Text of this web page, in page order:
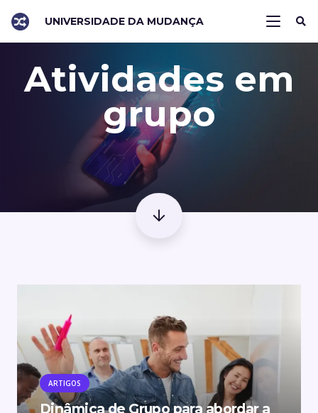
UNIVERSIDADE DA MUDANÇA
Atividades em
grupo
ARTIGOS
Dinâmica de Grupo para abordar a